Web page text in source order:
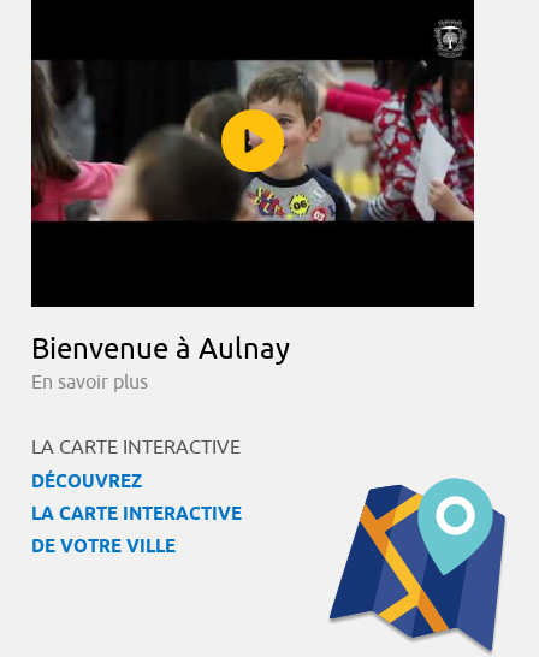
Bienvenue à Aulnay
En savoir plus
LA CARTE INTERACTIVE
DÉCOUVREZ
LA CARTE INTERACTIVE
DE VOTRE VILLE